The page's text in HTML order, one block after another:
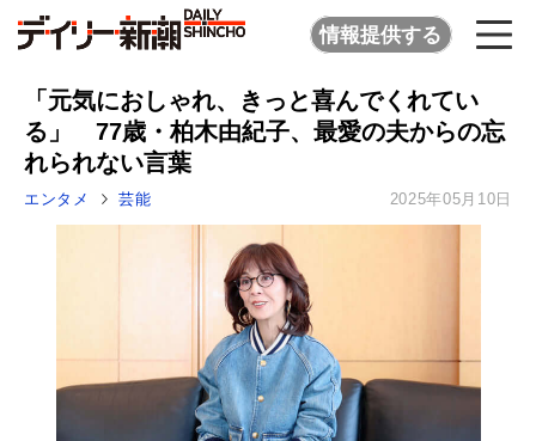
情報提供する
「元気におしゃれ、きっと喜んでくれてい
る」 77歳・柏木由紀子、最愛の夫からの忘
れられない言葉
エンタメ 芸能 2025年05月10日